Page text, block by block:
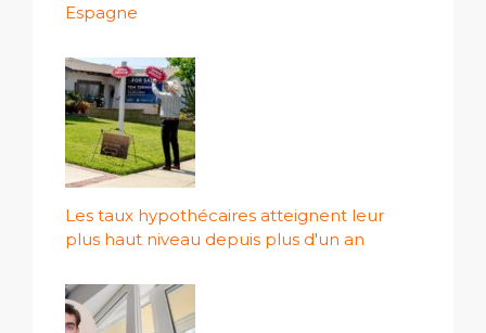
Espagne
Les taux hypothécaires atteignent leur
plus haut niveau depuis plus d'un an